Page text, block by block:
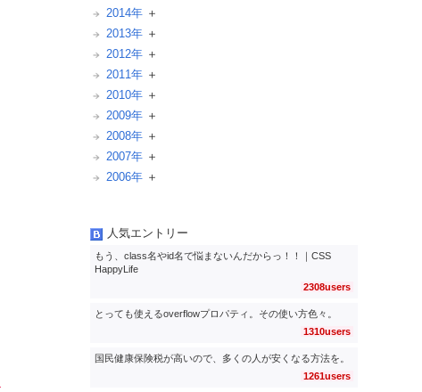
2014年
2013年
2012年
2011年
2010年
2009年
2008年
2007年
2006年
人気エントリー
もう、class名やid名で悩まないんだからっ！！｜CSS
HappyLife
2308users
とっても使えるoverflowプロパティ。その使い方色々。
1310users
国民健康保険税が高いので、多くの人が安くなる方法を。
1261users